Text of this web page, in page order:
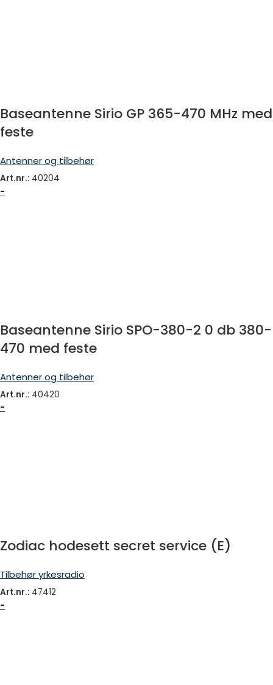
Baseantenne Sirio GP 365-470 MHz med
feste
Antenner og tilbehør
Art.nr.: 40204
-
Baseantenne Sirio SPO-380-2 0 db 380-
470 med feste
Antenner og tilbehør
Art.nr.: 40420
-
Zodiac hodesett secret service (E)
Tilbehør yrkesradio
Art.nr.: 47412
-